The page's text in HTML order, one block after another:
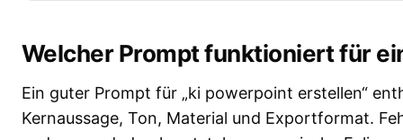
Welcher Prompt funktioniert für
Ein guter Prompt für „ki powerpoint erstellen“
Kernaussage, Ton, Material und Exportformat.